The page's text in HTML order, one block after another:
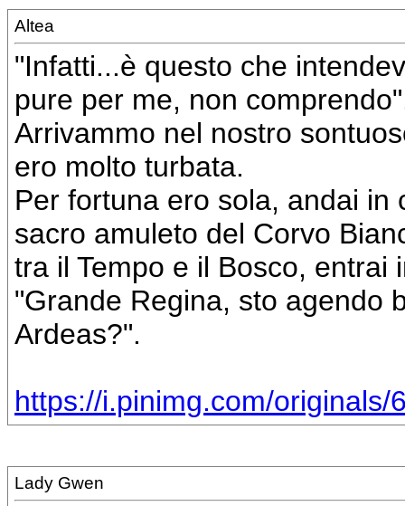
Altea
"Infatti...è questo che
pure per me, non
Arrivammo nel nostro
ero molto turbata.
Per fortuna ero sola, andai
sacro amuleto del Corvo
tra il Tempo e il Bosco,
"Grande Regina, sto agendo
Ardeas?".
https://i.pinimg.com/originals/
Lady Gwen